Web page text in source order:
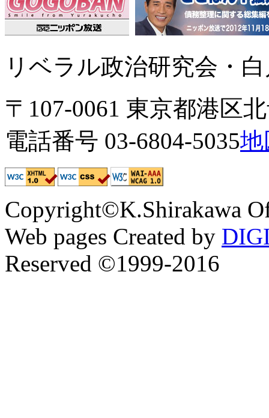
リベラル政治研究会・
〒107-0061 東京都港区
電話番号 03-6804-5035地
Copyright©K.Shirakawa
Web pages Created by
Reserved ©1999-2016